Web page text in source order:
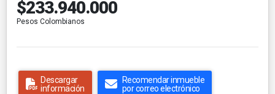
$233.940.000
Pesos Colombianos
Descargar
información
Recomendar inmueble
por correo electrónico